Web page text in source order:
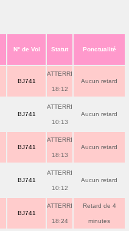
N° de Vol Statut Ponctualité
BJ741
ATTERRI
18:12
Aucun retard
BJ741
ATTERRI
10:13
Aucun retard
BJ741
ATTERRI
18:13
Aucun retard
BJ741
ATTERRI
10:12
Aucun retard
BJ741
ATTERRI
18:24
Retard de 4
minutes